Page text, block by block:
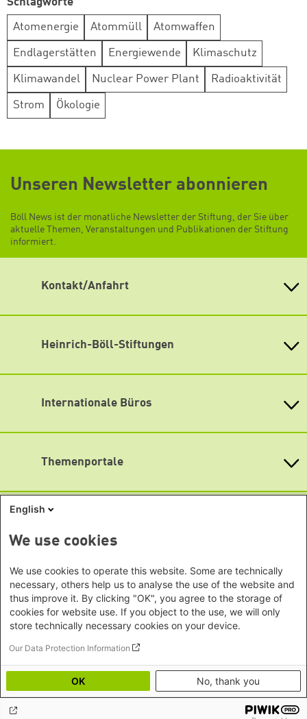
Schlagworte
Atomenergie Atommüll Atomwaffen
Endlagerstätten Energiewende Klimaschutz
Klimawandel Nuclear Power Plant Radioaktivität
Strom Ökologie
Unseren Newsletter abonnieren
Böll News ist der monatliche Newsletter der Stiftung, der Sie über
aktuelle Themen, Veranstaltungen und Publikationen der Stiftung
informiert.
Kontakt/Anfahrt
Empfang und Auskunft
info@boell.de
Montag bis Freitag
Lageplan
Newsletter abonnieren
Heinrich-Böll-Stiftungen
Heinrich-Böll-Stiftungen in den
Baden-Württemberg
Hessen
Niedersachsen
Nordrhein-Westfalen
Rheinland-Pfalz
Saarland
Thüringen
Internationale Büros
Büro Neu-Delhi - Indien
Büro Südostasien
Büro Seoul - Ostasien | Globaler
Afrika
Büro Horn von Afrika -
Somalia/Somaliland, Sudan,
Äthiopien
Büro Nairobi - Kenia, Uganda,
Tansania
Büro Abuja - Nigeria
Büro Dakar - Senegal
Büro Kapstadt - Südafrika, Namibia,
Themenportale
Grüne Akademie
GreenCampus Weiterbildung
Studienwerk
Info Hub Plastic
Gender Mediathek
Grüne Websites
Bündnis 90 / Die Grünen
Bundestagsfraktion
European Greens
Die Grünen im Europäischen Parlament
LinkedIn
Facebook
English
We use cookies
We use cookies to operate this website. Some are technically
necessary, others help us to analyse the use of the website and
thus improve it. By clicking "OK", you agree to the storage of
cookies for website use. If you object to the use, we will only
store technically necessary cookies on your device.
Our Data Protection Information
OK No, thank you